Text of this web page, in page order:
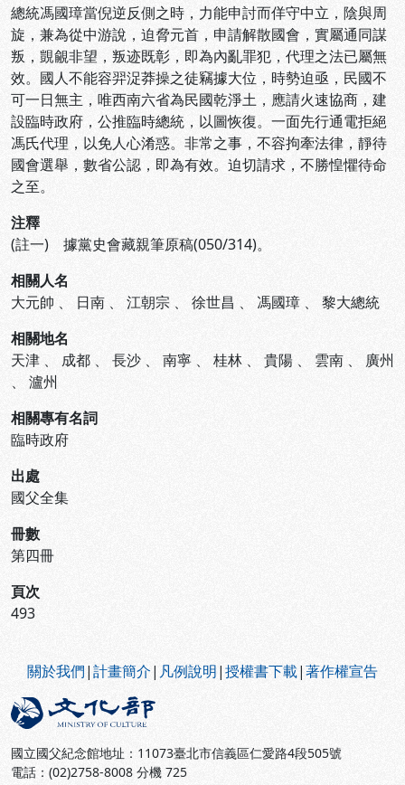
總統馮國璋當倪逆反側之時，力能申討而佯守中立，陰與周
旋，兼為從中游說，迫脅元首，申請解散國會，實屬通同謀
叛，覬覦非望，叛迹既彰，即為內亂罪犯，代理之法已屬無
效。國人不能容羿浞莽操之徒竊據大位，時勢迫亟，民國不
可一日無主，唯西南六省為民國乾淨土，應請火速協商，建
設臨時政府，公推臨時總統，以圖恢復。一面先行通電拒絕
馮氏代理，以免人心淆惑。非常之事，不容拘牽法律，靜待
國會選舉，數省公認，即為有效。迫切請求，不勝惶懼待命
之至。
注釋
(註一) 據黨史會藏親筆原稿(050/314)。
相關人名
大元帥 、 日南 、 江朝宗 、 徐世昌 、 馮國璋 、 黎大總統
相關地名
天津 、 成都 、 長沙 、 南寧 、 桂林 、 貴陽 、 雲南 、 廣州
、 瀘州
相關專有名詞
臨時政府
出處
國父全集
冊數
第四冊
頁次
493
關於我們|計畫簡介| 凡例說明|授權書下載|著作權宣告
國立國父紀念館地址：11073臺北市信義區仁愛路4段505號
電話：(02)2758-8008 分機 725